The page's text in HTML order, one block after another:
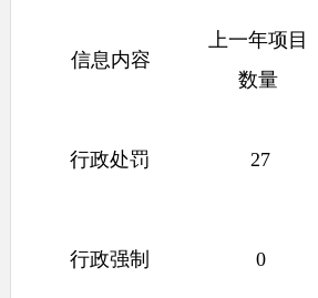
信息内容
上一年项目
数量
行政处罚 27
行政强制
0